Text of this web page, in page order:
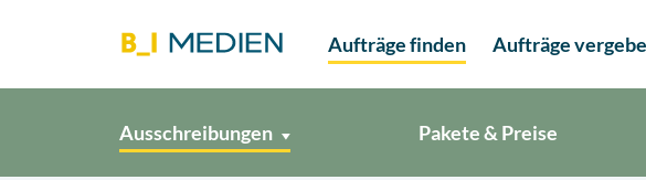
Aufträge finden Aufträge
Ausschreibungen Pakete & Preise